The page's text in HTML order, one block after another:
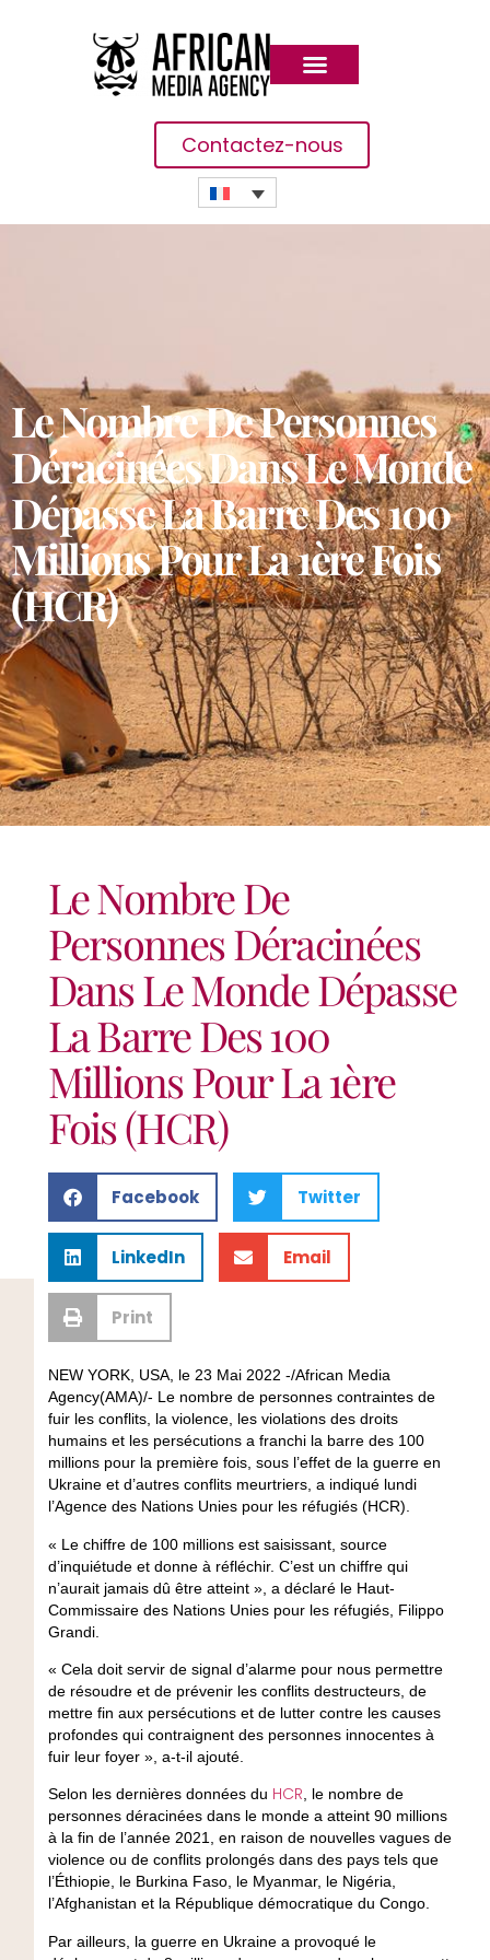
Contactez-nous
Le Nombre De Personnes
Déracinées Dans Le Monde
Dépasse La Barre Des 100
Millions Pour La 1ère Fois
(HCR)
Le Nombre De
Personnes Déracinées
Dans Le Monde Dépasse
La Barre Des 100
Millions Pour La 1ère
Fois (HCR)
Facebook Twitter
LinkedIn Email
Print
NEW YORK, USA, le 23 Mai 2022 -/African Media
Agency(AMA)/- Le nombre de personnes contraintes de
fuir les conflits, la violence, les violations des droits
humains et les persécutions a franchi la barre des 100
millions pour la première fois, sous l’effet de la guerre en
Ukraine et d’autres conflits meurtriers, a indiqué lundi
l’Agence des Nations Unies pour les réfugiés (HCR).
« Le chiffre de 100 millions est saisissant, source
d’inquiétude et donne à réfléchir. C’est un chiffre qui
n’aurait jamais dû être atteint », a déclaré le Haut-
Commissaire des Nations Unies pour les réfugiés, Filippo
Grandi.
« Cela doit servir de signal d’alarme pour nous permettre
de résoudre et de prévenir les conflits destructeurs, de
mettre fin aux persécutions et de lutter contre les causes
profondes qui contraignent des personnes innocentes à
fuir leur foyer », a-t-il ajouté.
Selon les dernières données du HCR, le nombre de
personnes déracinées dans le monde a atteint 90 millions
à la fin de l’année 2021, en raison de nouvelles vagues de
violence ou de conflits prolongés dans des pays tels que
l’Éthiopie, le Burkina Faso, le Myanmar, le Nigéria,
l’Afghanistan et la République démocratique du Congo.
Par ailleurs, la guerre en Ukraine a provoqué le